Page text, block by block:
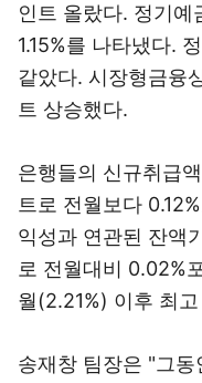
인트 올랐다. 정기
1.15%를 나타냈다.
같았다. 시장형금융
트 상승했다.
은행들의 신규취급
트로 전월보다
익성과 연관된 잔액
로 전월대비 0.02%
월(2.21%) 이후 최
송재창 팀장은 "그